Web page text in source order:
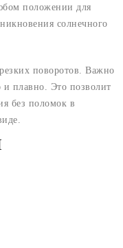
положении для
солнечного
поворотов. Важно
и плавно. Это позволит
без поломок в